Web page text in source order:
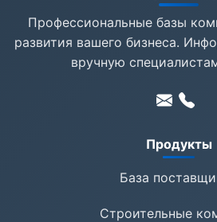
Профессиональные базы
развития вашего бизнеса.
вручную
Продукты
База
Строительные